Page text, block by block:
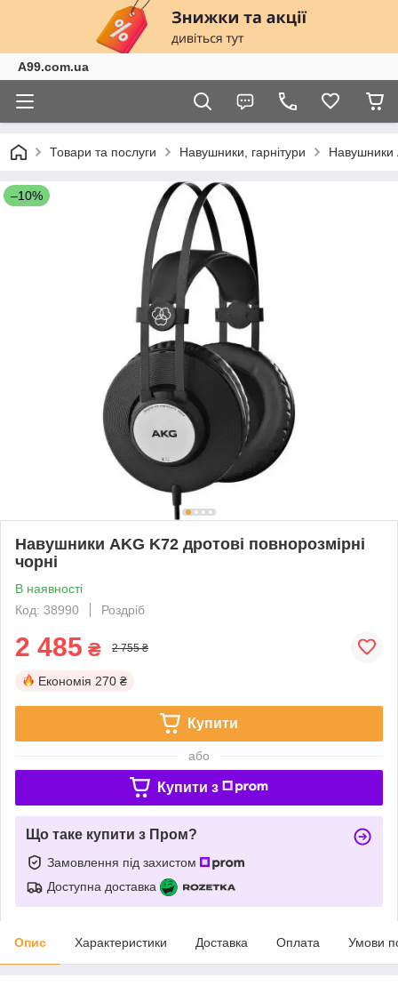
A99.com.ua
Товари та послуги Навушники, гарнітури Навушники
–10%
Навушники AKG K72 дротові повнорозмірні
чорні
В наявності
Код: 38990
Роздріб
2 485 ₴ 2 755 ₴
Економія 270 ₴
Купити
або
Купити з
Що таке купити з Пром?
Замовлення під захистом
Доступна доставка
Опис Характеристики Доставка Оплата Умови